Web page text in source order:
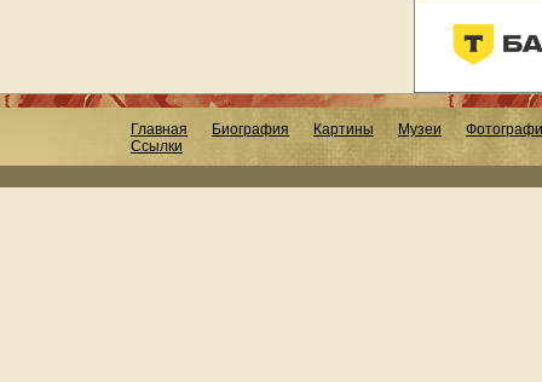
Главная Биография Картины Музеи
Ссылки